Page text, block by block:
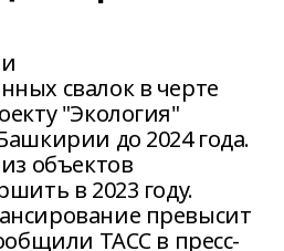
свалок в черте
"Экология"
до 2024 года.
объектов
в 2023 году.
превысит
ТАСС в пресс-